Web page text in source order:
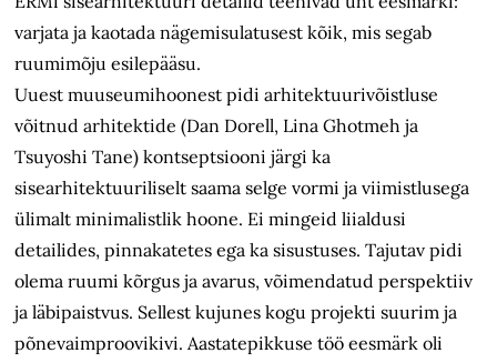
varjata ja kaotada nägemisulatusest kõik, mis segab
ruumimõju esilepääsu.
Uuest muuseumihoonest pidi arhitektuurivõistluse
võitnud arhitektide (Dan Dorell, Lina Ghotmeh ja
Tsuyoshi Tane) kontseptsiooni järgi ka
sisearhitektuuriliselt saama selge vormi ja viimistlusega
ülimalt minimalistlik hoone. Ei mingeid liialdusi
detailides, pinnakatetes ega ka sisustuses. Tajutav pidi
olema ruumi kõrgus ja avarus, võimendatud perspektiiv
ja läbipaistvus. Sellest kujunes kogu projekti suurim ja
põnevaimproovikivi. Aastatepikkuse töö eesmärk oli